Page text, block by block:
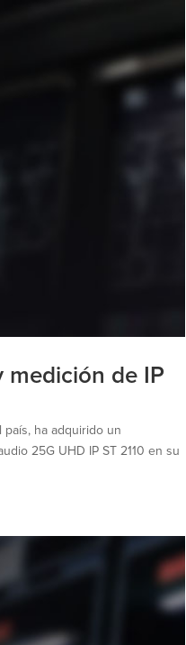
medición de IP
ha adquirido un
25G UHD IP ST 2110 en su